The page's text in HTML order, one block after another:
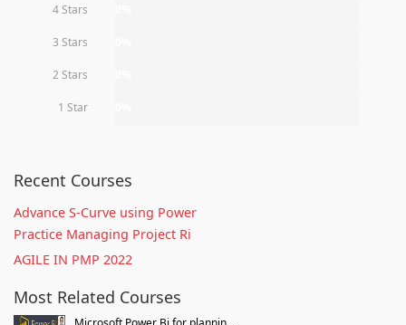
4 Stars
3 Stars
2 Stars
1 Star
Recent Courses
Advance S-Curve using Power
Practice Managing Project Ri
AGILE IN PMP 2022
Most Related Courses